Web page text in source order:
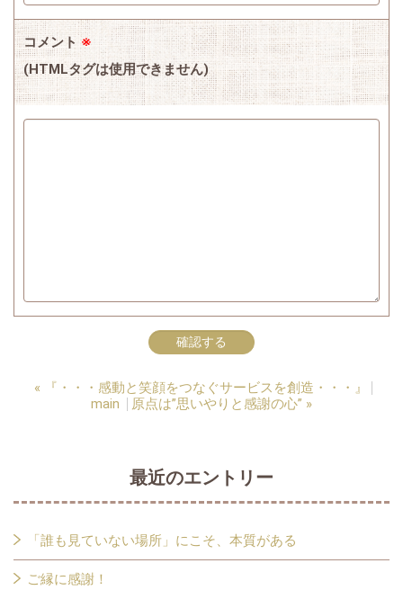
コメント※
(HTMLタグは使用できません)
«
『・・・感動と笑顔をつなぐサービスを創造・・・』
main
原点は”思いやりと感謝の心” »
最近のエントリー
「誰も見ていない場所」にこそ、本質がある
ご縁に感謝！